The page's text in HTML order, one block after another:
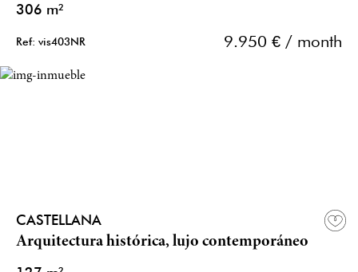
306 m²
Ref: vis403NR 9.950 € / month
CASTELLANA
Arquitectura histórica, lujo contemporáneo